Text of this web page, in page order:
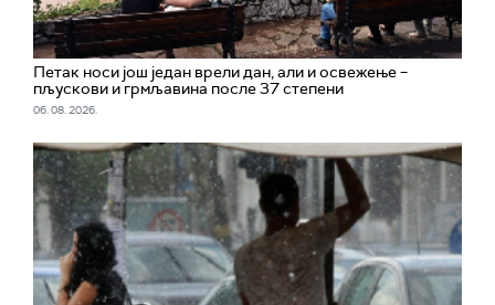
Петак носи још један врели дан, али и освежење –
пљускови и грмљавина после 37 степени
06. 08. 2026.